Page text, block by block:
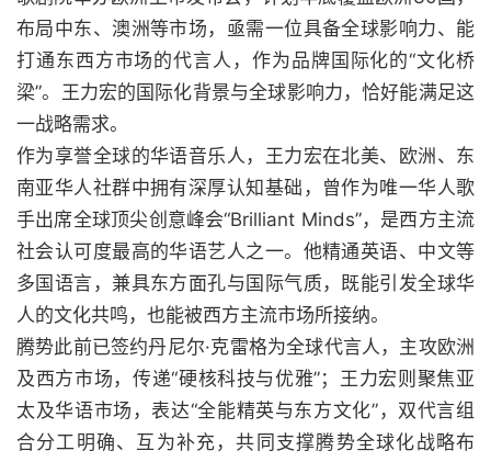
布局中东、澳洲等市场，亟需一位具备全球影响力、能
打通东西方市场的代言人，作为品牌国际化的“文化桥
梁”。王力宏的国际化背景与全球影响力，恰好能满足这
一战略需求。
作为享誉全球的华语音乐人，王力宏在北美、欧洲、东
南亚华人社群中拥有深厚认知基础，曾作为唯一华人歌
手出席全球顶尖创意峰会“Brilliant Minds”，是西方主流
社会认可度最高的华语艺人之一。他精通英语、中文等
多国语言，兼具东方面孔与国际气质，既能引发全球华
人的文化共鸣，也能被西方主流市场所接纳。
腾势此前已签约丹尼尔·克雷格为全球代言人，主攻欧洲
及西方市场，传递“硬核科技与优雅”；王力宏则聚焦亚
太及华语市场，表达“全能精英与东方文化”，双代言组
合分工明确、互为补充，共同支撑腾势全球化战略布